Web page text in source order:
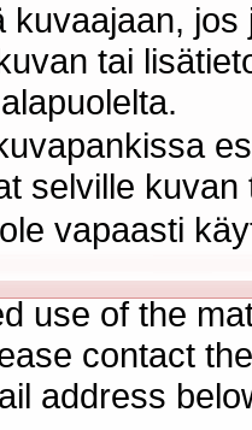
kuvaajaan,
tai
selville
vapaasti
use of the
contact
address